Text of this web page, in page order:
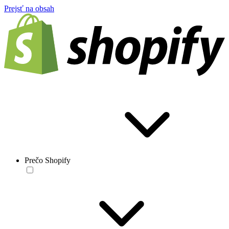
Prejsť na obsah
Prečo Shopify